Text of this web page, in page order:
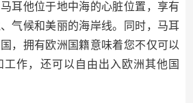
耳他位于地中海的心脏位置，享有
气候和美丽的海岸线。同时，马耳
，拥有欧洲国籍意味着您不仅可以
作，还可以自由出入欧洲其他国